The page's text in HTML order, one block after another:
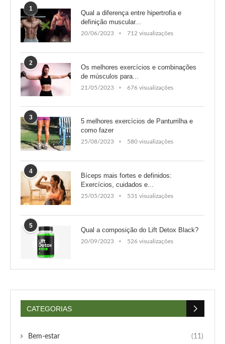
1
Qual a diferença entre hipertrofia e
definição muscular...
20/06/2023 712 visualizações
2
Os melhores exercícios e combinações
de músculos para...
21/05/2023 676 visualizações
3
5 melhores exercícios de Panturrilha e
como fazer
25/08/2023 580 visualizações
4
Bíceps mais fortes e definidos:
Exercícios, cuidados e...
25/05/2023 531 visualizações
5
Qual a composição do Lift Detox Black?
20/09/2023 526 visualizações
CATEGORIAS
Bem-estar (11)